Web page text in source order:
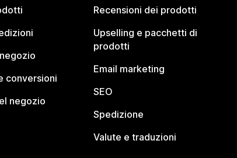
conversioni
negozio
Recensioni dei prodotti
Upselling e pacchetti di
prodotti
Email marketing
SEO
Spedizione
Valute e traduzioni